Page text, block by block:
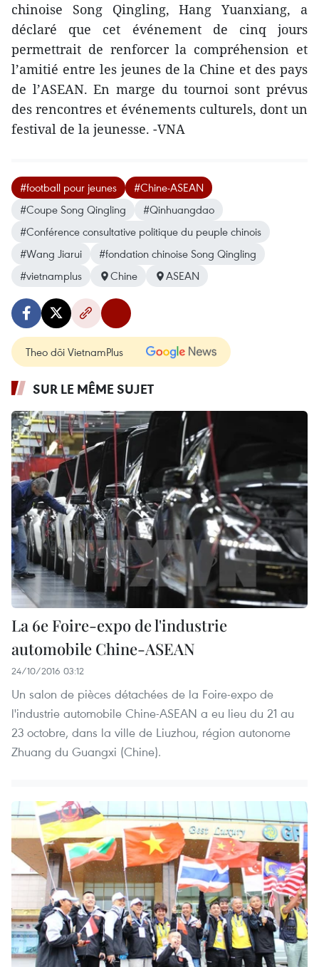
chinoise Song Qingling, Hang Yuanxiang, a
déclaré que cet événement de cinq jours
permettrait de renforcer la compréhension et
l’amitié entre les jeunes de la Chine et des pays
de l’ASEAN. En marge du tournoi sont prévus
des rencontres et événements culturels, dont un
festival de la jeunesse. -VNA
#football pour jeunes
#Chine-ASEAN
#Coupe Song Qingling
#Qinhuangdao
#Conférence consultative politique du peuple chinois
#Wang Jiarui
#fondation chinoise Song Qingling
#vietnamplus
Chine ASEAN
Theo dõi VietnamPlus
SUR LE MÊME SUJET
La 6e Foire-expo de l'industrie
automobile Chine-ASEAN
24/10/2016 03:12
Un salon de pièces détachées de la Foire-expo de
l'industrie automobile Chine-ASEAN a eu lieu du 21 au
23 octobre, dans la ville de Liuzhou, région autonome
Zhuang du Guangxi (Chine).